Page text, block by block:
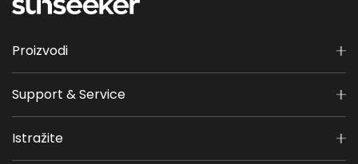
Proizvodi
Support & Service
Istražite